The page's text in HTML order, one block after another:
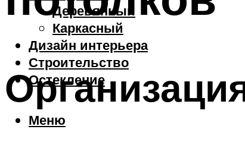
Деревянный
Каркасный
Дизайн интерьера
Строительство
Остекление
Меню